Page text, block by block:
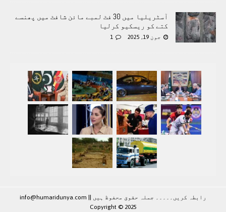
آسٹریلیا میں 30 فٹ لمبے مائن شافٹ میں پھنسے
کتے کو ریسکیو کرلیا
جون 19, 2025 1
رابطہ کريں۔۔۔۔۔ جملہ حقوق محفوظ ہيں | info@humaridunya.com
Copyright © 2025